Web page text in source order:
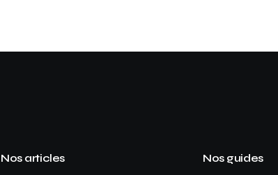
Nos articles Nos guides